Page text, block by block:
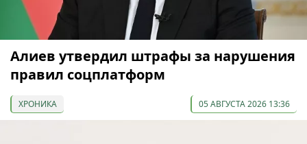
Алиев утвердил штрафы за нарушения
правил соцплатформ
ХРОНИКА 05 АВГУСТА 2026 13:36